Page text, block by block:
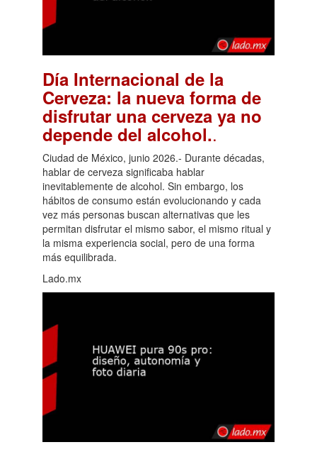
Día Internacional de la
Cerveza: la nueva forma de
disfrutar una cerveza ya no
depende del alcohol..
Ciudad de México, junio 2026.- Durante décadas,
hablar de cerveza significaba hablar
inevitablemente de alcohol. Sin embargo, los
hábitos de consumo están evolucionando y cada
vez más personas buscan alternativas que les
permitan disfrutar el mismo sabor, el mismo ritual y
la misma experiencia social, pero de una forma
más equilibrada.
Lado.mx